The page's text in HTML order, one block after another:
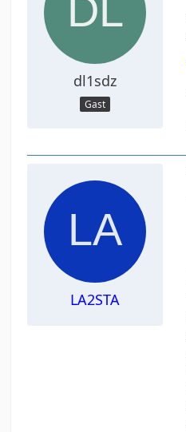
dl1sdz
Gast
LA2STA